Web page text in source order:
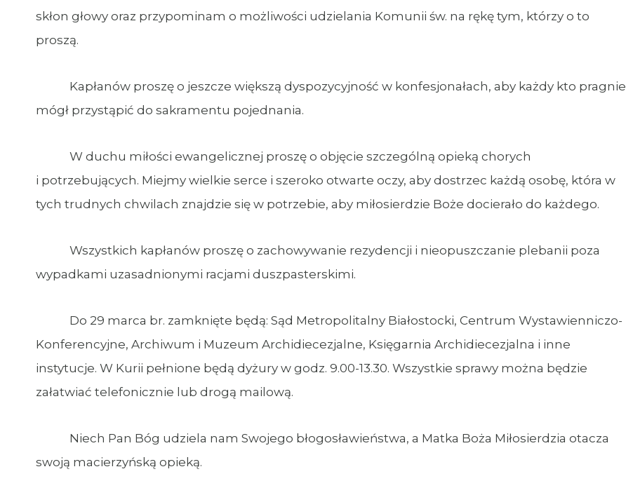
skłon głowy oraz przypominam o możliwości udzielania Komunii św. na rękę tym, którzy o to
proszą.
Kapłanów proszę o jeszcze większą dyspozycyjność w konfesjonałach, aby każdy kto pragnie
mógł przystąpić do sakramentu pojednania.
W duchu miłości ewangelicznej proszę o objęcie szczególną opieką chorych
i potrzebujących. Miejmy wielkie serce i szeroko otwarte oczy, aby dostrzec każdą osobę, która w
tych trudnych chwilach znajdzie się w potrzebie, aby miłosierdzie Boże docierało do każdego.
Wszystkich kapłanów proszę o zachowywanie rezydencji i nieopuszczanie plebanii poza
wypadkami uzasadnionymi racjami duszpasterskimi.
Do 29 marca br. zamknięte będą: Sąd Metropolitalny Białostocki, Centrum Wystawienniczo-
Konferencyjne, Archiwum i Muzeum Archidiecezjalne, Księgarnia Archidiecezjalna i inne
instytucje. W Kurii pełnione będą dyżury w godz. 9.00-13.30. Wszystkie sprawy można będzie
załatwiać telefonicznie lub drogą mailową.
Niech Pan Bóg udziela nam Swojego błogosławieństwa, a Matka Boża Miłosierdzia otacza
swoją macierzyńską opieką.